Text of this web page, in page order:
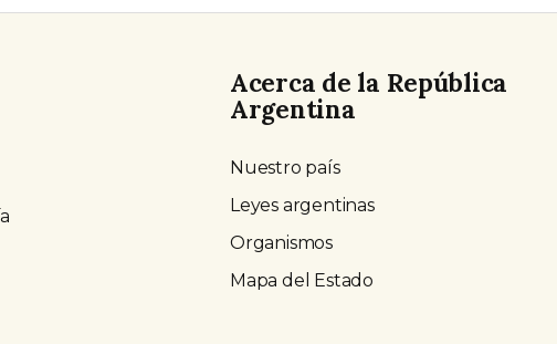
Acerca de la República
Argentina
Nuestro país
Leyes argentinas
Organismos
Mapa del Estado